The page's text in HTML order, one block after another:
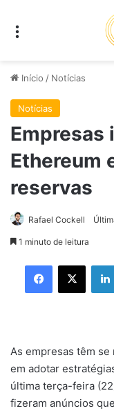
Início / Notícias
Notícias
Empresas
Ethereum
reservas
Rafael Cockell
1 minuto de leitura
Facebook
X
As empresas têm se
em adotar
última terça-feira
fizeram anúncios